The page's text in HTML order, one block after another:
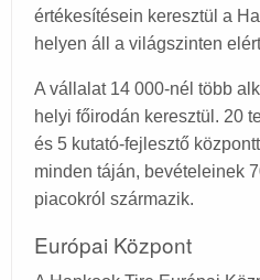
értékesítésein keresztül a
helyen áll a világszinten
A vállalat 14 000-nél több
helyi főirodán keresztül. 20
és 5 kutató-fejlesztő
minden táján, bevételeinek
piacokról származik.
Európai Központ